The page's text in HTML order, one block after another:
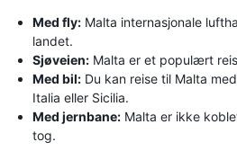
Med fly: Malta internasjonale
landet.
Sjøveien: Malta er et populært
Med bil: Du kan reise til Malta
Italia eller Sicilia.
Med jernbane: Malta er ikke
tog.